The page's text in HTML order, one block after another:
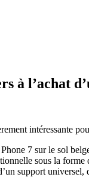
à l’achat
intéressante
7 sur le sol
sous la
support